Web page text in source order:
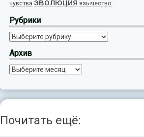
чувства язычество
Рубрики
Рубрики
Архив
Архив
Почитать ещё: